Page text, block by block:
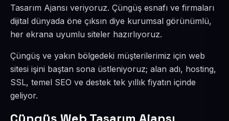
Tasarım Ajansı veriyoruz. Çüngüş esnafı ve firmaları
dijital dünyada öne çıksın diye kurumsal görünümlü,
her ekrana uyumlu siteler hazırlıyoruz.
Çüngüş ve yakın bölgedeki müşterilerimiz için web
sitesi işini baştan sona üstleniyoruz; alan adı, hosting,
SSL, temel SEO ve destek tek yıllık fiyatın içinde
geliyor.